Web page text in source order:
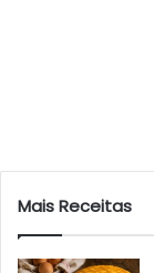
Mais Receitas